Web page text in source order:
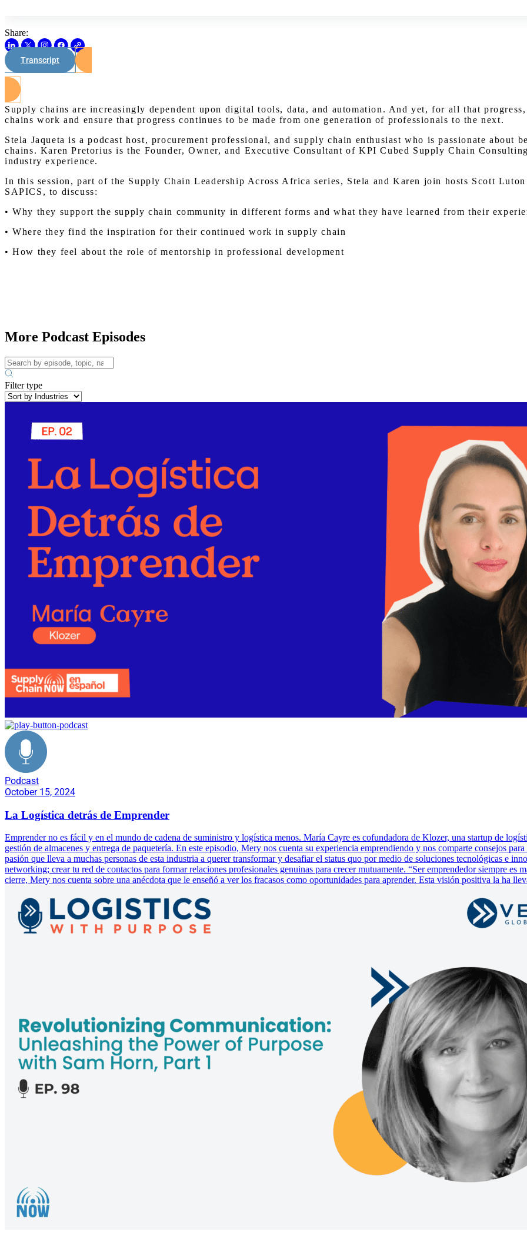
Share:
Transcript
Supply chains are increasingly dependent upon digital tools, data, and automation. And yet, for all that
chains work and ensure that progress continues to be made from one generation of professionals to the next.
Stela Jaqueta is a podcast host, procurement professional, and supply chain enthusiast who is passionate about
chains. Karen Pretorius is the Founder, Owner, and Executive Consultant of KPI Cubed Supply Chain
industry experience.
In this session, part of the Supply Chain Leadership Across Africa series, Stela and Karen join hosts Scott
SAPICS, to discuss:
• Why they support the supply chain community in different forms and what they have learned from their
• Where they find the inspiration for their continued work in supply chain
• How they feel about the role of mentorship in professional development
More Podcast Episodes
Filter type
Podcast
October 15, 2024
La Logística detrás de Emprender
Emprender no es fácil y en el mundo de cadena de suministro y logística menos. María Cayre es cofundadora de Klozer, una startup de
gestión de almacenes y entrega de paquetería. En este episodio, Mery nos cuenta su experiencia emprendiendo y nos comparte consejos
pasión que lleva a muchas personas de esta industria a querer transformar y desafiar el status quo por medio de soluciones tecnológicas e
networking; crear tu red de contactos para formar relaciones profesionales genuinas para crecer mutuamente. “Ser emprendedor siempre es
cierre, Mery nos cuenta sobre una anécdota que le enseñó a ver los fracasos como oportunidades para aprender. Esta visión positiva la ha